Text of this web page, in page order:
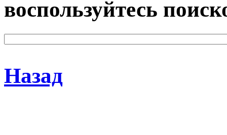
воспользуйтесь
Назад